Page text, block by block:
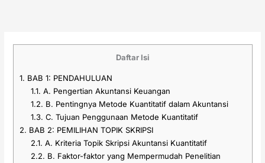
Daftar Isi
1. BAB 1: PENDAHULUAN
1.1. A. Pengertian Akuntansi Keuangan
1.2. B. Pentingnya Metode Kuantitatif dalam Akuntansi
1.3. C. Tujuan Penggunaan Metode Kuantitatif
2. BAB 2: PEMILIHAN TOPIK SKRIPSI
2.1. A. Kriteria Topik Skripsi Akuntansi Kuantitatif
2.2. B. Faktor-faktor yang Mempermudah Penelitian